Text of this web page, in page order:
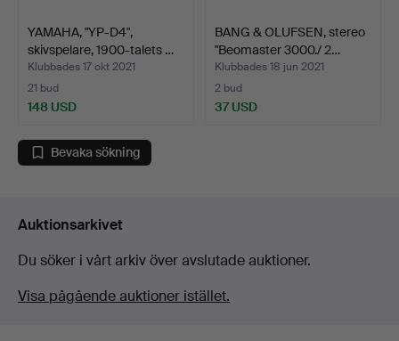
YAMAHA, "YP-D4",
skivspelare, 1900-talets …
Klubbades 17 okt 2021
21 bud
148 USD
BANG & OLUFSEN, stereo
"Beomaster 3000./ 2…
Klubbades 18 jun 2021
2 bud
37 USD
Bevaka sökning
Auktionsarkivet
Du söker i vårt arkiv över avslutade auktioner.
Visa pågående auktioner istället.